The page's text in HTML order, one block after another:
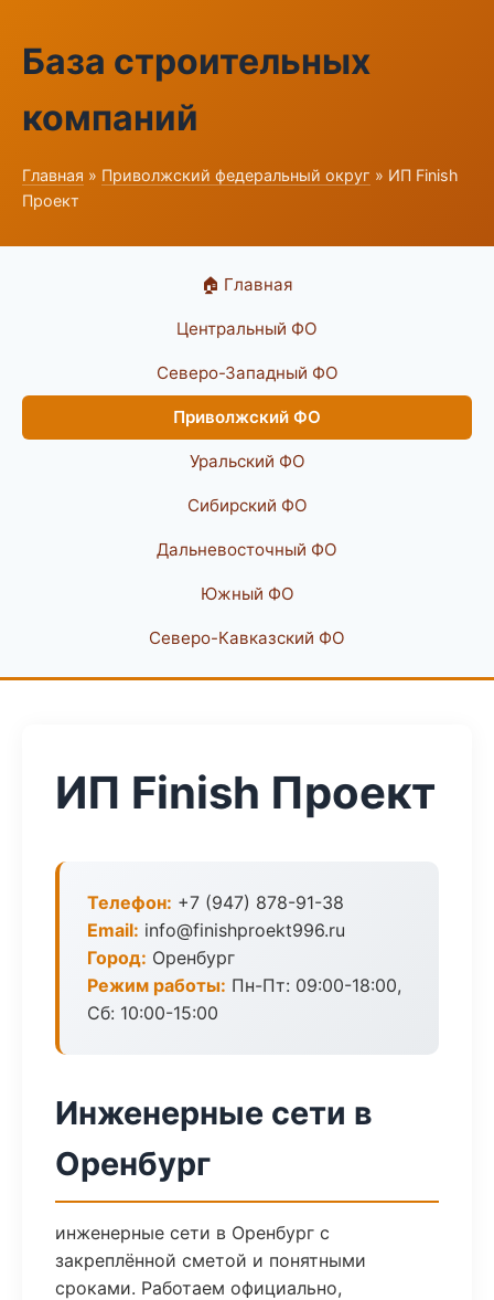
База строительных
компаний
Главная » Приволжский федеральный округ » ИП Finish
Проект
🏠 Главная
Центральный ФО
Северо-Западный ФО
Приволжский ФО
Уральский ФО
Сибирский ФО
Дальневосточный ФО
Южный ФО
Северо-Кавказский ФО
ИП Finish Проект
Телефон: +7 (947) 878-91-38
Email: info@finishproekt996.ru
Город: Оренбург
Режим работы: Пн-Пт: 09:00-18:00,
Сб: 10:00-15:00
Инженерные сети в
Оренбург
инженерные сети в Оренбург с
закреплённой сметой и понятными
сроками. Работаем официально,